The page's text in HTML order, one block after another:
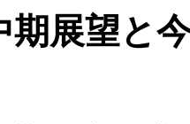
期展望と